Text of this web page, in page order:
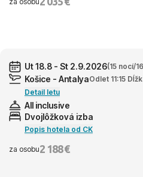
Ut 18.8 - St 2.9.2026(15 nocí/
Košice - AntalyaOdlet 11:15
Detail letu
All inclusive
Dvojlôžková izba
Popis hotela od CK
za osobu2 188 €